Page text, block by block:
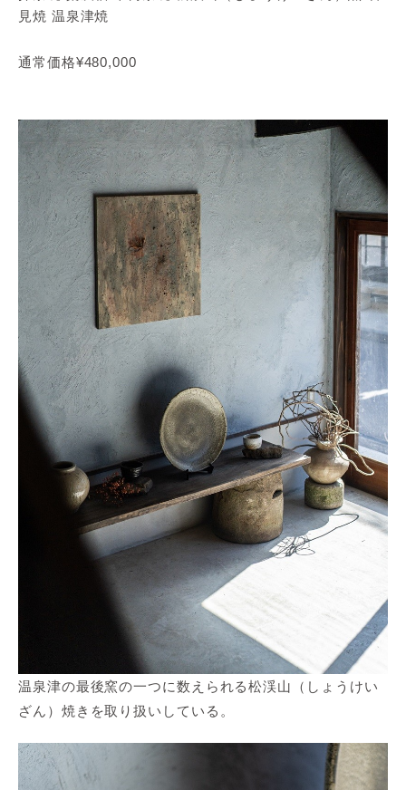
見焼 温泉津焼
通常価格¥480,000
温泉津の最後窯の一つに数えられる松渓山（しょうけい
ざん）焼きを取り扱いしている。